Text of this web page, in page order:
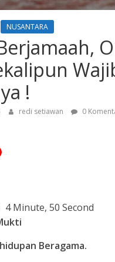
NUSANTARA
!
redi setiawan 0
4 Minute, 50 Second
Beragama.